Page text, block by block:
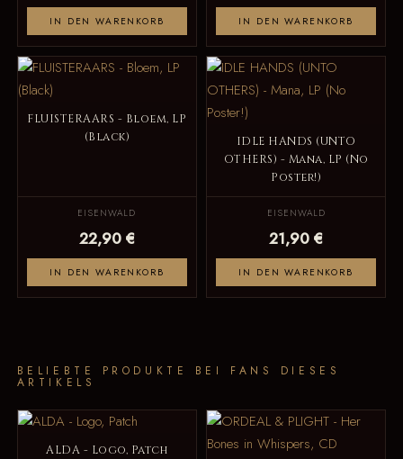
IN DEN WARENKORB IN DEN WARENKORB
FLUISTERAARS - Bloem, LP
(Black)
EISENWALD
22,90 €
IN DEN WARENKORB
IDLE HANDS (UNTO
OTHERS) - Mana, LP (No
Poster!)
EISENWALD
21,90 €
IN DEN WARENKORB
BELIEBTE PRODUKTE BEI FANS DIESES
ARTIKELS
ALDA - Logo, Patch